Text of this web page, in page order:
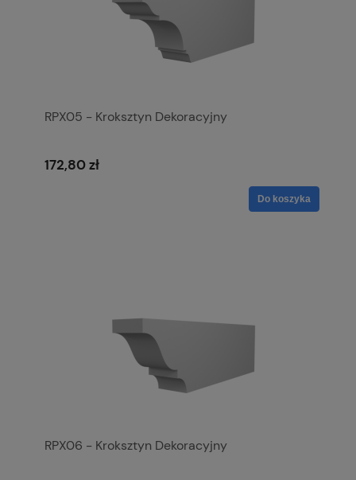
RPX05 - Kroksztyn Dekoracyjny
172,80 zł
Do koszyka
RPX06 - Kroksztyn Dekoracyjny